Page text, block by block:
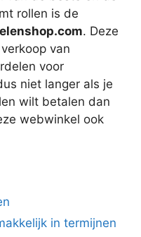
rollen is de
. Deze
van
voor
niet langer als je
wilt betalen dan
webwinkel ook
in termijnen